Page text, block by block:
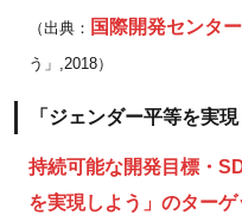
（出典： 国際開発センター
う」,2018）
「ジェンダー平等を実
持続可能な開発目標・
を実現しよう」のターゲ